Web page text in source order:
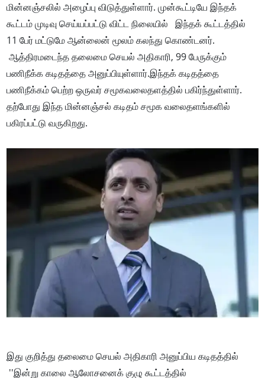
மின்னஞ்சலில் அழைப்பு விடுத்துள்ளார். முன்கூட்டியே இந்தக்
கூட்டம் முடிவு செய்யப்பட்டு விட்ட நிலையில் இந்தக் கூட்டத்தில்
11 பேர் மட்டுமே ஆன்லைன் மூலம் கலந்து கொண்டனர்.
ஆத்திரமடைந்த தலைமை செயல் அதிகாரி, 99 பேருக்கும்
பணிநீக்க கடிதத்தை அனுப்பியுள்ளார்.இந்தக் கடிதத்தை
பணிநீக்கம் பெற்ற ஒருவர் சமூகவலைதளத்தில் பகிர்ந்துள்ளார்.
தற்போது இந்த மின்னஞ்சல் கடிதம் சமூக வலைதளங்களில்
பகிரப்பட்டு வருகிறது.
இது குறித்து தலைமை செயல் அதிகாரி அனுப்பிய கடிதத்தில்
''இன்று காலை ஆலோசனைக் குழு கூட்டத்தில்